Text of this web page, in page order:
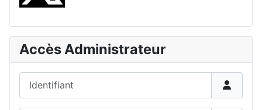
Accès Administrateur